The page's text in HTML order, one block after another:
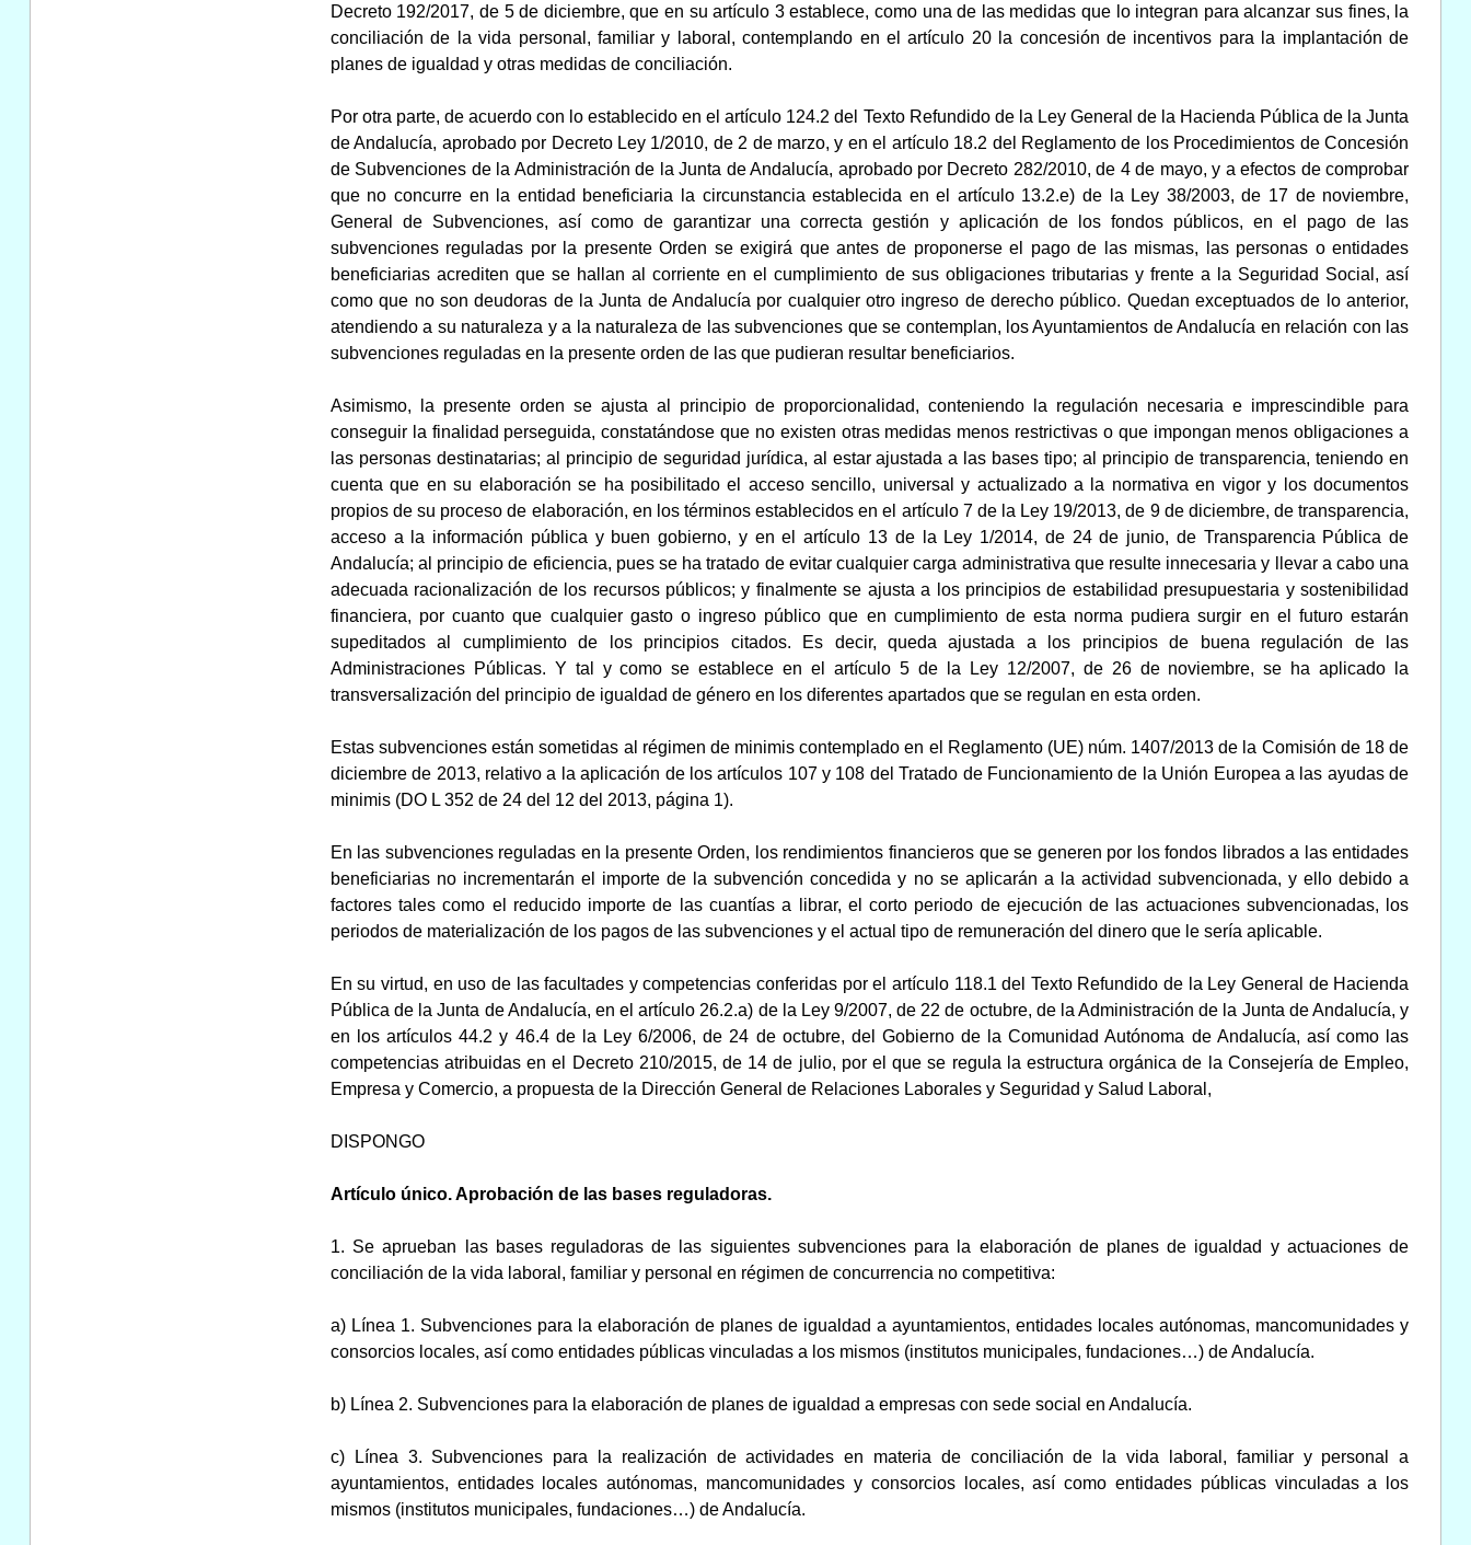
Decreto 192/2017, de 5 de diciembre, que en su artículo 3 establece, como una de las medidas que lo integran para alcanzar sus fines, la
conciliación de la vida personal, familiar y laboral, contemplando en el artículo 20 la concesión de incentivos para la implantación de
planes de igualdad y otras medidas de conciliación.
Por otra parte, de acuerdo con lo establecido en el artículo 124.2 del Texto Refundido de la Ley General de la Hacienda Pública de la Junta
de Andalucía, aprobado por Decreto Ley 1/2010, de 2 de marzo, y en el artículo 18.2 del Reglamento de los Procedimientos de Concesión
de Subvenciones de la Administración de la Junta de Andalucía, aprobado por Decreto 282/2010, de 4 de mayo, y a efectos de comprobar
que no concurre en la entidad beneficiaria la circunstancia establecida en el artículo 13.2.e) de la Ley 38/2003, de 17 de noviembre,
General de Subvenciones, así como de garantizar una correcta gestión y aplicación de los fondos públicos, en el pago de las
subvenciones reguladas por la presente Orden se exigirá que antes de proponerse el pago de las mismas, las personas o entidades
beneficiarias acrediten que se hallan al corriente en el cumplimiento de sus obligaciones tributarias y frente a la Seguridad Social, así
como que no son deudoras de la Junta de Andalucía por cualquier otro ingreso de derecho público. Quedan exceptuados de lo anterior,
atendiendo a su naturaleza y a la naturaleza de las subvenciones que se contemplan, los Ayuntamientos de Andalucía en relación con las
subvenciones reguladas en la presente orden de las que pudieran resultar beneficiarios.
Asimismo, la presente orden se ajusta al principio de proporcionalidad, conteniendo la regulación necesaria e imprescindible para
conseguir la finalidad perseguida, constatándose que no existen otras medidas menos restrictivas o que impongan menos obligaciones a
las personas destinatarias; al principio de seguridad jurídica, al estar ajustada a las bases tipo; al principio de transparencia, teniendo en
cuenta que en su elaboración se ha posibilitado el acceso sencillo, universal y actualizado a la normativa en vigor y los documentos
propios de su proceso de elaboración, en los términos establecidos en el artículo 7 de la Ley 19/2013, de 9 de diciembre, de transparencia,
acceso a la información pública y buen gobierno, y en el artículo 13 de la Ley 1/2014, de 24 de junio, de Transparencia Pública de
Andalucía; al principio de eficiencia, pues se ha tratado de evitar cualquier carga administrativa que resulte innecesaria y llevar a cabo una
adecuada racionalización de los recursos públicos; y finalmente se ajusta a los principios de estabilidad presupuestaria y sostenibilidad
financiera, por cuanto que cualquier gasto o ingreso público que en cumplimiento de esta norma pudiera surgir en el futuro estarán
supeditados al cumplimiento de los principios citados. Es decir, queda ajustada a los principios de buena regulación de las
Administraciones Públicas. Y tal y como se establece en el artículo 5 de la Ley 12/2007, de 26 de noviembre, se ha aplicado la
transversalización del principio de igualdad de género en los diferentes apartados que se regulan en esta orden.
Estas subvenciones están sometidas al régimen de minimis contemplado en el Reglamento (UE) núm. 1407/2013 de la Comisión de 18 de
diciembre de 2013, relativo a la aplicación de los artículos 107 y 108 del Tratado de Funcionamiento de la Unión Europea a las ayudas de
minimis (DO L 352 de 24 del 12 del 2013, página 1).
En las subvenciones reguladas en la presente Orden, los rendimientos financieros que se generen por los fondos librados a las entidades
beneficiarias no incrementarán el importe de la subvención concedida y no se aplicarán a la actividad subvencionada, y ello debido a
factores tales como el reducido importe de las cuantías a librar, el corto periodo de ejecución de las actuaciones subvencionadas, los
periodos de materialización de los pagos de las subvenciones y el actual tipo de remuneración del dinero que le sería aplicable.
En su virtud, en uso de las facultades y competencias conferidas por el artículo 118.1 del Texto Refundido de la Ley General de Hacienda
Pública de la Junta de Andalucía, en el artículo 26.2.a) de la Ley 9/2007, de 22 de octubre, de la Administración de la Junta de Andalucía, y
en los artículos 44.2 y 46.4 de la Ley 6/2006, de 24 de octubre, del Gobierno de la Comunidad Autónoma de Andalucía, así como las
competencias atribuidas en el Decreto 210/2015, de 14 de julio, por el que se regula la estructura orgánica de la Consejería de Empleo,
Empresa y Comercio, a propuesta de la Dirección General de Relaciones Laborales y Seguridad y Salud Laboral,
DISPONGO
Artículo único. Aprobación de las bases reguladoras.
1. Se aprueban las bases reguladoras de las siguientes subvenciones para la elaboración de planes de igualdad y actuaciones de
conciliación de la vida laboral, familiar y personal en régimen de concurrencia no competitiva:
a) Línea 1. Subvenciones para la elaboración de planes de igualdad a ayuntamientos, entidades locales autónomas, mancomunidades y
consorcios locales, así como entidades públicas vinculadas a los mismos (institutos municipales, fundaciones…) de Andalucía.
b) Línea 2. Subvenciones para la elaboración de planes de igualdad a empresas con sede social en Andalucía.
c) Línea 3. Subvenciones para la realización de actividades en materia de conciliación de la vida laboral, familiar y personal a
ayuntamientos, entidades locales autónomas, mancomunidades y consorcios locales, así como entidades públicas vinculadas a los
mismos (institutos municipales, fundaciones…) de Andalucía.